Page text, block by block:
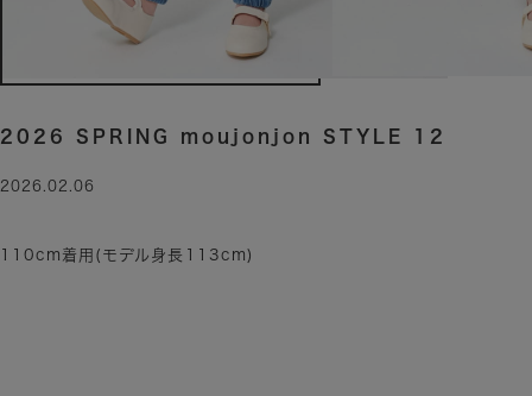
2026 SPRING moujonjon STYLE 12
2026.02.06
110cm着用(モデル身長113cm)